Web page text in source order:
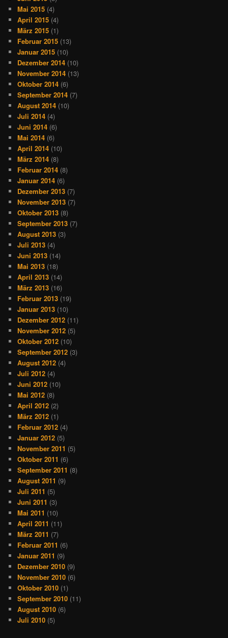
Mai 2015 (4)
April 2015 (4)
März 2015 (1)
Februar 2015 (13)
Januar 2015 (10)
Dezember 2014 (10)
November 2014 (13)
Oktober 2014 (6)
September 2014 (7)
August 2014 (10)
Juli 2014 (4)
Juni 2014 (6)
Mai 2014 (6)
April 2014 (10)
März 2014 (8)
Februar 2014 (8)
Januar 2014 (6)
Dezember 2013 (7)
November 2013 (7)
Oktober 2013 (8)
September 2013 (7)
August 2013 (3)
Juli 2013 (4)
Juni 2013 (14)
Mai 2013 (18)
April 2013 (14)
März 2013 (16)
Februar 2013 (19)
Januar 2013 (10)
Dezember 2012 (11)
November 2012 (5)
Oktober 2012 (10)
September 2012 (3)
August 2012 (4)
Juli 2012 (4)
Juni 2012 (10)
Mai 2012 (8)
April 2012 (2)
März 2012 (1)
Februar 2012 (4)
Januar 2012 (5)
November 2011 (5)
Oktober 2011 (6)
September 2011 (8)
August 2011 (9)
Juli 2011 (5)
Juni 2011 (3)
Mai 2011 (10)
April 2011 (11)
März 2011 (7)
Februar 2011 (6)
Januar 2011 (9)
Dezember 2010 (9)
November 2010 (6)
Oktober 2010 (1)
September 2010 (11)
August 2010 (6)
Juli 2010 (5)